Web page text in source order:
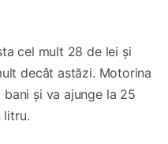
cel mult 28 de lei și
decât astăzi. Motorina
și va ajunge la 25
litru.